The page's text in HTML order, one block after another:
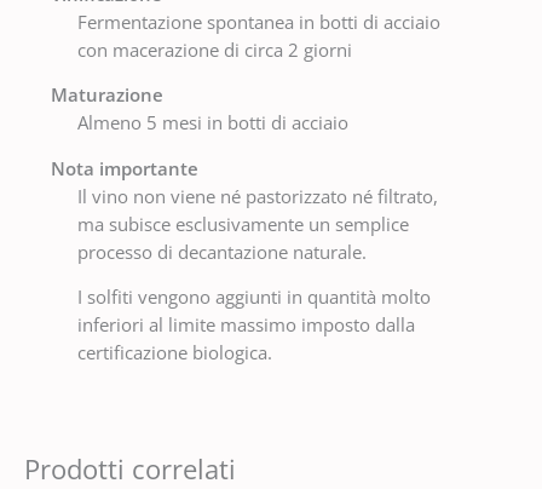
Fermentazione spontanea in botti di acciaio
con macerazione di circa 2 giorni
Maturazione
Almeno 5 mesi in botti di acciaio
Nota importante
Il vino non viene né pastorizzato né filtrato,
ma subisce esclusivamente un semplice
processo di decantazione naturale.
I solfiti vengono aggiunti in quantità molto
inferiori al limite massimo imposto dalla
certificazione biologica.
Prodotti correlati